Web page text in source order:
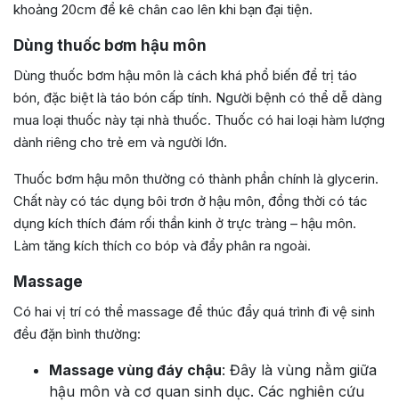
khoảng 20cm để kê chân cao lên khi bạn đại tiện.
Dùng thuốc bơm hậu môn
Dùng thuốc bơm hậu môn là cách khá phổ biến để trị táo
bón, đặc biệt là táo bón cấp tính. Người bệnh có thể dễ dàng
mua loại thuốc này tại nhà thuốc. Thuốc có hai loại hàm lượng
dành riêng cho trẻ em và người lớn.
Thuốc bơm hậu môn thường có thành phần chính là glycerin.
Chất này có tác dụng bôi trơn ở hậu môn, đồng thời có tác
dụng kích thích đám rối thần kinh ở trực tràng – hậu môn.
Làm tăng kích thích co bóp và đẩy phân ra ngoài.
Massage
Có hai vị trí có thể massage để thúc đẩy quá trình đi vệ sinh
đều đặn bình thường:
Massage vùng đáy chậu: Đây là vùng nằm giữa
hậu môn và cơ quan sinh dục. Các nghiên cứu